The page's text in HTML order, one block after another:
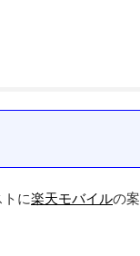
に楽天モバイルの案